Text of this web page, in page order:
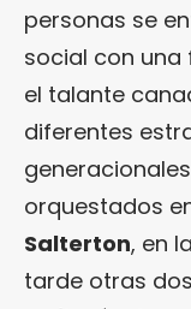
personas se
social con una
el talante
diferentes
orquestados
Salterton, en
tarde otras